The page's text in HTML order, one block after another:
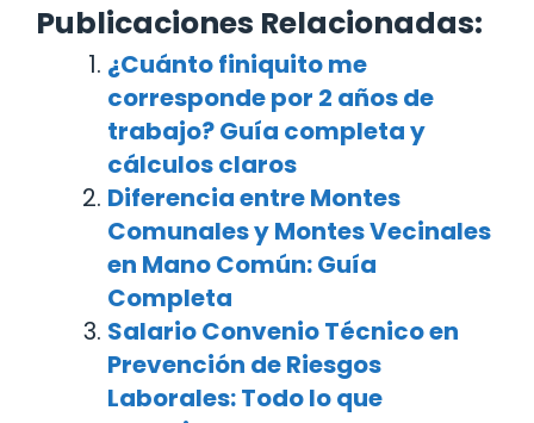
Publicaciones Relacionadas:
¿Cuánto finiquito me
corresponde por 2 años de
trabajo? Guía completa y
cálculos claros
Diferencia entre Montes
Comunales y Montes Vecinales
en Mano Común: Guía
Completa
Salario Convenio Técnico en
Prevención de Riesgos
Laborales: Todo lo que